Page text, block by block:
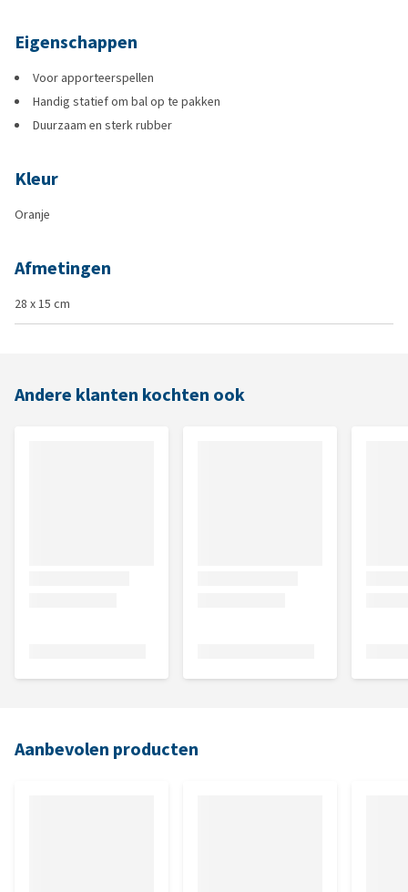
Eigenschappen
Voor apporteerspellen
Handig statief om bal op te pakken
Duurzaam en sterk rubber
Kleur
Oranje
Afmetingen
28 x 15 cm
Andere klanten kochten ook
Aanbevolen producten